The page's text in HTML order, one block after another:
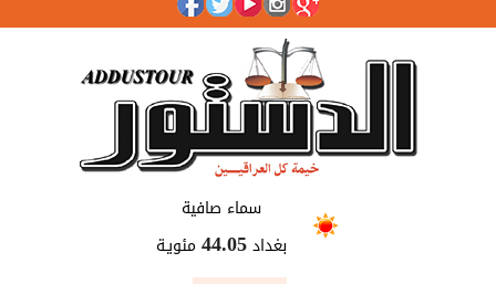
سماء صافية
بغداد 44.05 مئويـة